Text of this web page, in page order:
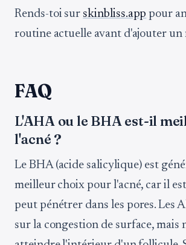
Rends-toi surskinbliss.app pour
routine actuelle avant d'ajouter un
FAQ
L'AHA ou le BHA est-il
l'acné ?
Le BHA (acide salicylique) est
meilleur choix pour l'acné, car il
peut pénétrer dans les pores. Les
sur la congestion de surface, mais